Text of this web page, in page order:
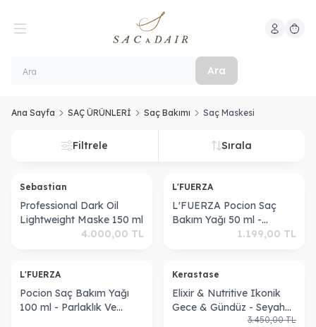
Ara
Hesabım
Ana Sayfa SAÇ ÜRÜNLERİ Saç Bakımı Saç Maskesi
Filtrele Sırala
Sebastian
Professional Dark Oil
Lightweight Maske 150 ml
4.000,00 TL
L'FUERZA
L'FUERZA Pocion Saç
Bakım Yağı 50 ml -
Parlaklık Ve Onarım Etkili
Serum
1.199,00 TL
L'FUERZA
Pocion Saç Bakım Yağı
100 ml - Parlaklık Ve
Kerastase
Elixir & Nutritive Ikonik
Gece & Gündüz - Seyahat
3.450,00TL